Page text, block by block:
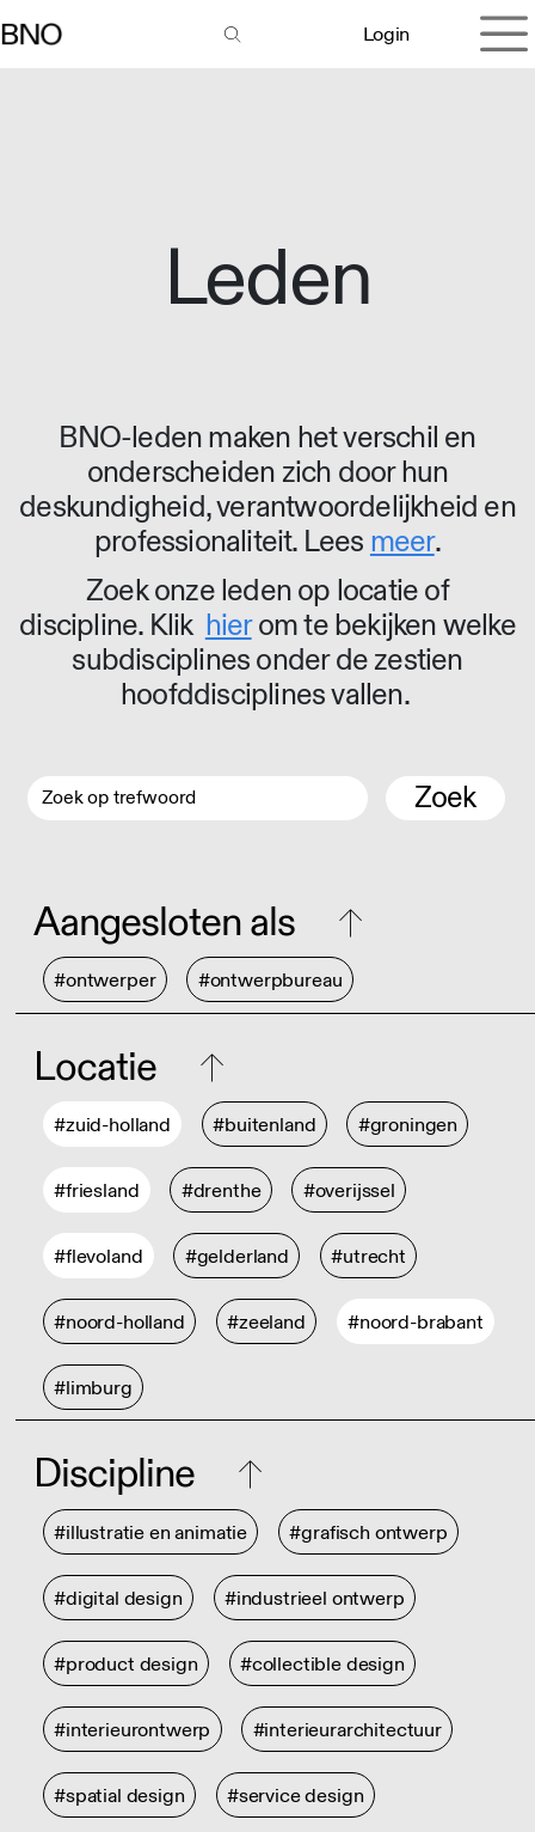
Login
Leden
BNO-leden maken het verschil en
onderscheiden zich door hun
deskundigheid, verantwoordelijkheid en
professionaliteit. Lees meer.
Zoek onze leden op locatie of
discipline. Klik hierom te bekijken welke
subdisciplines onder de zestien
hoofddisciplines vallen.
Zoek
Aangesloten als
#ontwerper #ontwerpbureau
Locatie
#zuid-holland #buitenland #groningen
#friesland #drenthe #overijssel
#flevoland #gelderland #utrecht
#noord-holland #zeeland #noord-brabant
#limburg
Discipline
#illustratie en animatie #grafisch ontwerp
#digital design #industrieel ontwerp
#product design #collectible design
#interieurontwerp #interieurarchitectuur
#spatial design #service design